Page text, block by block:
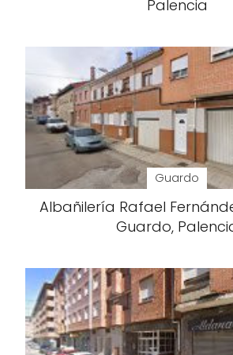
Palencia
Guardo
Albañilería Rafael
Guardo,